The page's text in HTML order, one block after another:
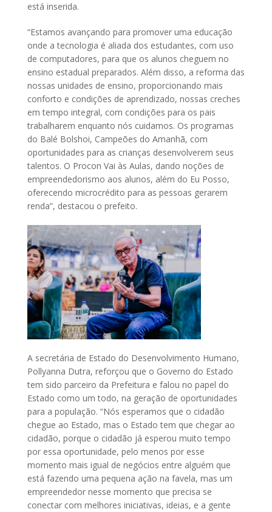
está inserida.
“Estamos avançando para promover uma educação
onde a tecnologia é aliada dos estudantes, com uso
de computadores, para que os alunos cheguem no
ensino estadual preparados. Além disso, a reforma das
nossas unidades de ensino, proporcionando mais
conforto e condições de aprendizado, nossas creches
em tempo integral, com condições para os pais
trabalharem enquanto nós cuidamos. Os programas
do Balé Bolshoi, Campeões do Amanhã, com
oportunidades para as crianças desenvolverem seus
talentos. O Procon Vai às Aulas, dando noções de
empreendedorismo aos alunos, além do Eu Posso,
oferecendo microcrédito para as pessoas gerarem
renda”, destacou o prefeito.
A secretária de Estado do Desenvolvimento Humano,
Pollyanna Dutra, reforçou que o Governo do Estado
tem sido parceiro da Prefeitura e falou no papel do
Estado como um todo, na geração de oportunidades
para a população. “Nós esperamos que o cidadão
chegue ao Estado, mas o Estado tem que chegar ao
cidadão, porque o cidadão já esperou muito tempo
por essa oportunidade, pelo menos por esse
momento mais igual de negócios entre alguém que
está fazendo uma pequena ação na favela, mas um
empreendedor nesse momento que precisa se
conectar com melhores iniciativas, ideias, e a gente